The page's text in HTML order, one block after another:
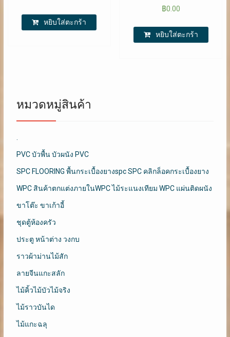
หยิบใส่ตะกร้า
฿0.00
หยิบใส่ตะกร้า
หมวดหมู่สินค้า
PVC บัวพื้น บัวผนัง PVC
SPC FLOORING พื้นกระเบื้องยางspc SPC คลิกล็อคกระเบื้องยาง
WPC สินค้าตกแต่งภายในWPC ไม้ระแนงเทียม WPC แผ่นติดผนัง
ขาโต๊ะ ขาเก้าอี้
ชุดตู้ห้องครัว
ประตู หน้าต่าง วงกบ
ราวผ้าม่านไม้สัก
ลายจีนแกะสลัก
ไม้คิ้วไม้บัวไม้จริง
ไม้ราวบันได
ไม้แกะฉลุ